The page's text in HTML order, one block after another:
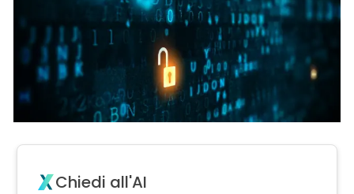
Chiedi all'AI